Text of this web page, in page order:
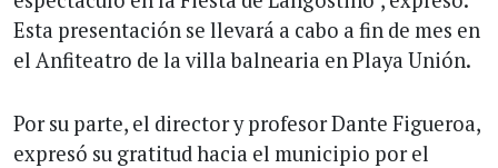
Esta presentación se llevará a cabo a fin de mes en
el Anfiteatro de la villa balnearia en Playa Unión.
Por su parte, el director y profesor Dante Figueroa,
expresó su gratitud hacia el municipio por el